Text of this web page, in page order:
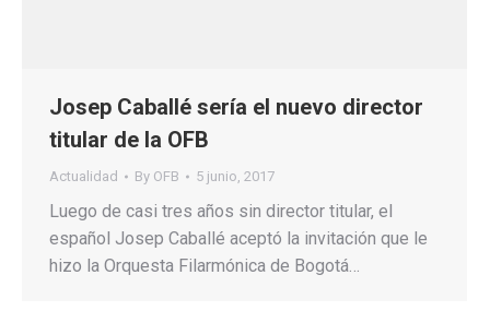
Josep Caballé sería el nuevo director
titular de la OFB
Actualidad By OFB 5 junio, 2017
Luego de casi tres años sin director titular, el
español Josep Caballé aceptó la invitación que le
hizo la Orquesta Filarmónica de Bogotá…